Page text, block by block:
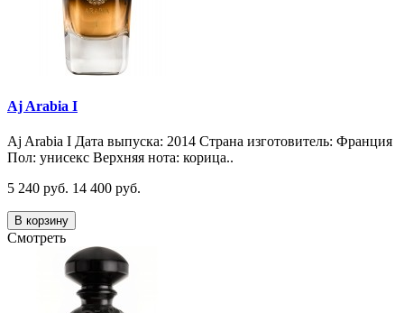
Aj Arabia I
Aj Arabia I Дата выпуска: 2014 Страна изготовитель: Франция
Пол: унисекс Верхняя нота: корица..
5 240 руб. 14 400 руб.
В корзину
Смотреть